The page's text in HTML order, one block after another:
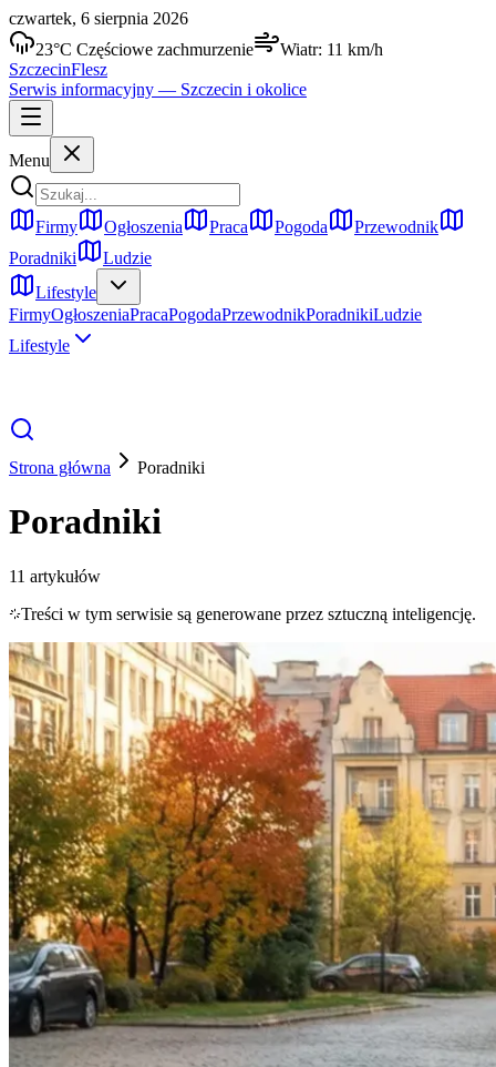
czwartek, 6 sierpnia 2026
23°C Częściowe zachmurzenie Wiatr: 11 km/h
SzczecinFlesz
Serwis informacyjny — Szczecin i okolice
Menu
Firmy Ogłoszenia Praca Pogoda
Przewodnik
Poradniki
Ludzie
Lifestyle
FirmyOgłoszeniaPracaPogodaPrzewodnikPoradnikiLudzie
Lifestyle
Strona główna Poradniki
Poradniki
11 artykułów
Treści w tym serwisie są generowane przez sztuczną inteligencję.